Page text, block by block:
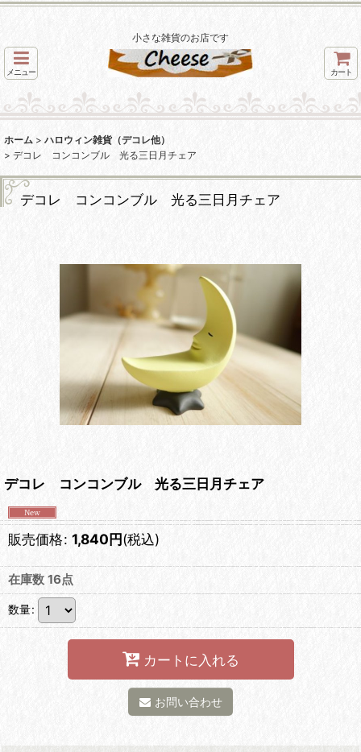
小さな雑貨のお店です
メニュー カート
ホーム > ハロウィン雑貨（デコレ他）
> デコレ コンコンブル 光る三日月チェア
デコレ コンコンブル 光る三日月チェア
デコレ コンコンブル 光る三日月チェア
販売価格: 1,840円(税込)
在庫数 16点
数量:
カートに入れる
お問い合わせ